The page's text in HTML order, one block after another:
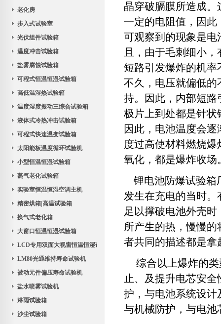
老化房
步入式试验室
光伏组件试验箱
温度冲击试验箱
盐雾腐蚀试验箱
可程式恒温恒湿试验箱
高低温湿热试验箱
温度湿度振动三综合试验箱
液体式冷热冲击试验箱
可程式快速温变试验箱
太阳能板温度循环试验机
小型恒温恒湿试验箱
蒸气老化试验箱
实验室恒温恒湿空调主机
精密烘箱|高温试验箱
换气式老化箱
大窗口恒温恒湿试验箱
LCD专用双面大视窗恒温恒湿试验机
LM80光通维持寿命试验机
被动元件偏压寿命试验机
盐水喷雾试验机
淋雨试验箱
沙尘试验箱
晶穿破膈膜所造成
一定的电阻值，因
可观察到的现象是
且，由于毛刺细小
短路引发爆炸的机
不久，电压就偏低
持。因此，内部短
极片上到处都是针
因此，电池温度会
度过高使材料燃烧
氧化，都是爆炸收场
锂电池防爆试验箱
发生在充电的当时
足以撑破电池外壳
所产生的热，慢慢
者共同的描述都是
综合以上爆炸的类
止、及提升电芯安
护，与电池系统设
与机械防护，与电